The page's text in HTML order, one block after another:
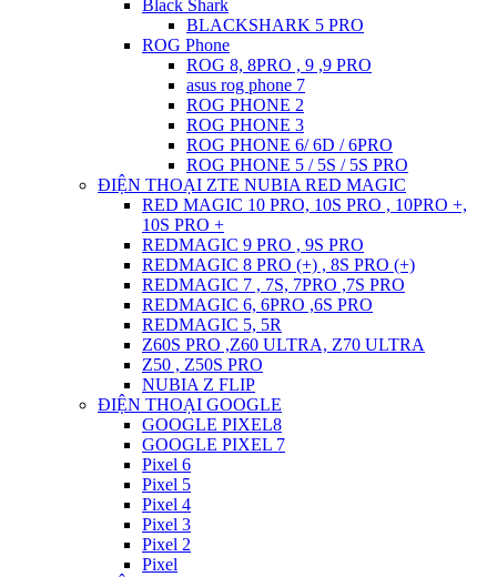
Black Shark
BLACKSHARK 5 PRO
ROG Phone
ROG 8, 8PRO , 9 ,9 PRO
asus rog phone 7
ROG PHONE 2
ROG PHONE 3
ROG PHONE 6/ 6D / 6PRO
ROG PHONE 5 / 5S / 5S PRO
ĐIỆN THOẠI ZTE NUBIA RED MAGIC
RED MAGIC 10 PRO, 10S PRO , 10PRO +,
10S PRO +
REDMAGIC 9 PRO , 9S PRO
REDMAGIC 8 PRO (+) , 8S PRO (+)
REDMAGIC 7 , 7S, 7PRO ,7S PRO
REDMAGIC 6, 6PRO ,6S PRO
REDMAGIC 5, 5R
Z60S PRO ,Z60 ULTRA, Z70 ULTRA
Z50 , Z50S PRO
NUBIA Z FLIP
ĐIỆN THOẠI GOOGLE
GOOGLE PIXEL8
GOOGLE PIXEL 7
Pixel 6
Pixel 5
Pixel 4
Pixel 3
Pixel 2
Pixel